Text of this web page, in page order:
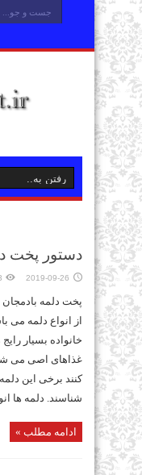
دستور پخت
2019-09-26
پخت دلمه
از انواع دلمه می
خانواده بسیار
غذاهای اصی می
کنند برخی این
شناسند. دلمه ها
ادامه مطلب »